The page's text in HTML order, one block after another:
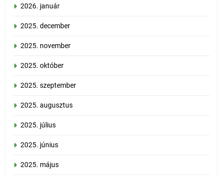
2026. január
2025. december
2025. november
2025. október
2025. szeptember
2025. augusztus
2025. július
2025. június
2025. május